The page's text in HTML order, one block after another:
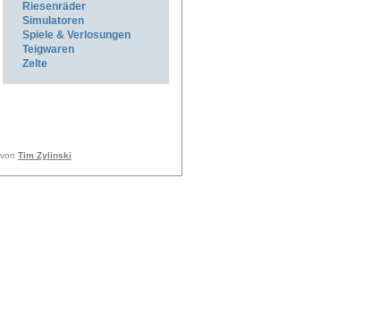
Riesenräder
Simulatoren
Spiele & Verlosungen
Teigwaren
Zelte
Tim Zylinski